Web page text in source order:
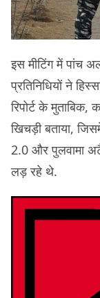
इस मीटिंग में
प्रतिनिधियों ने
रिपोर्ट के
खिचड़ी बताया,
2.0 और पुलवामा
लड़ रहे थे.